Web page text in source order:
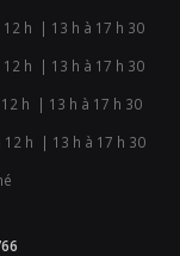
| 13 h à 17 h 30
h | 13 h à 17 h 30
| 13 h à 17 h 30
h | 13 h à 17 h 30